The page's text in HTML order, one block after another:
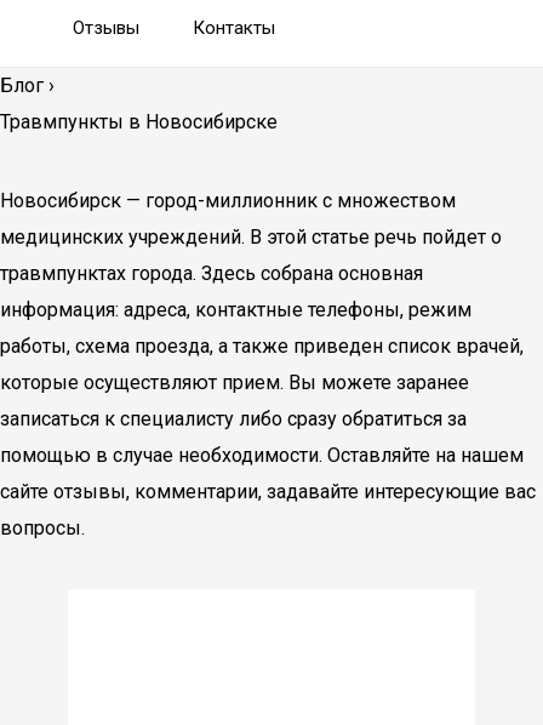
Отзывы Контакты
Блог ›
Травмпункты в Новосибирске
Новосибирск — город-миллионник с множеством
медицинских учреждений. В этой статье речь пойдет о
травмпунктах города. Здесь собрана основная
информация: адреса, контактные телефоны, режим
работы, схема проезда, а также приведен список врачей,
которые осуществляют прием. Вы можете заранее
записаться к специалисту либо сразу обратиться за
помощью в случае необходимости. Оставляйте на нашем
сайте отзывы, комментарии, задавайте интересующие вас
вопросы.